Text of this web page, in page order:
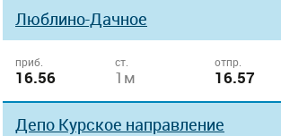
Люблино-Дачное
приб.
16.56
ст.
1м
отпр.
16.57
Депо Курcкое направление